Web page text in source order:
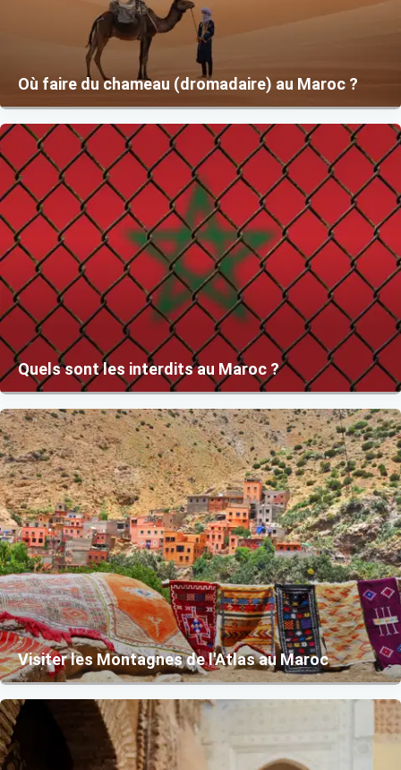
Où faire du chameau (dromadaire) au Maroc ?
Quels sont les interdits au Maroc ?
Visiter les Montagnes de l'Atlas au Maroc